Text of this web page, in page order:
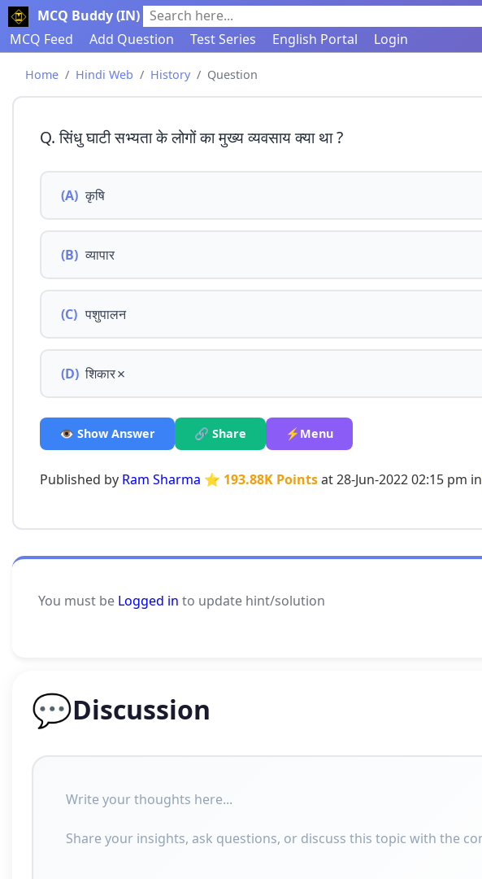
MCQ Buddy (IN) Search here...
MCQ Feed
Add Question Test Series English Portal Login
Home Hindi Web History Question
Q. सिंधु घाटी सभ्यता के लोगों का मुख्य व्यवसाय क्या था ?
(A) कृषि
(B) व्यापार
(C) पशुपालन
(D) शिकार✗
👁️ Show Answer 🔗 Share ⚡Menu
Published by Ram Sharma ⭐ 193.88K Pointsat 28-Jun-2022 02:15 pm in
You must be Logged in to update hint/solution
💬Discussion